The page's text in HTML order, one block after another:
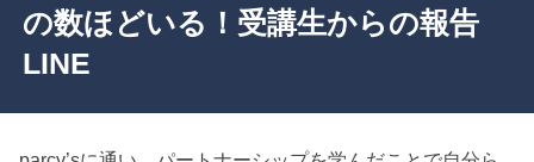
の数ほどいる！受講生からの報告
LINE